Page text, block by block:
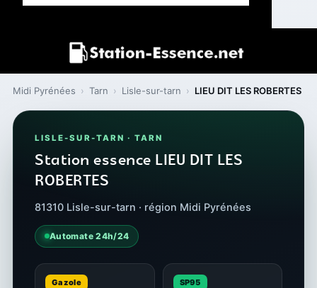
Midi Pyrénées › Tarn › Lisle-sur-tarn › LIEU DIT LES ROBERTES
LISLE-SUR-TARN · TARN
Station essence LIEU DIT LES
ROBERTES
81310 Lisle-sur-tarn · région Midi Pyrénées
Automate 24h/24
Gazole SP95